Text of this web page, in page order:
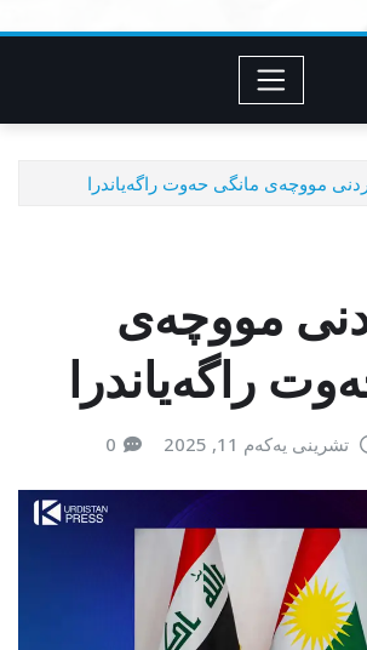
مووچەی مانگی حەوت راگەیاندرا
مووچەی
راگەیاندرا
تشرینی یەکەم 11, 2025 0